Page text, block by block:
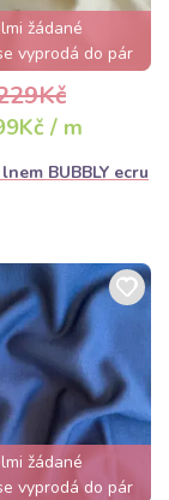
žádané
vyprodá do pár
hodin
/ m
BUBBLY ecru
žádané
vyprodá do pár